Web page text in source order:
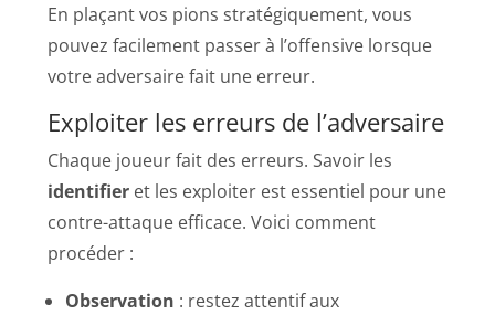
En plaçant vos pions stratégiquement, vous
pouvez facilement passer à l’offensive lorsque
votre adversaire fait une erreur.
Exploiter les erreurs de l’adversaire
Chaque joueur fait des erreurs. Savoir les
identifier et les exploiter est essentiel pour une
contre-attaque efficace. Voici comment
procéder :
Observation : restez attentif aux